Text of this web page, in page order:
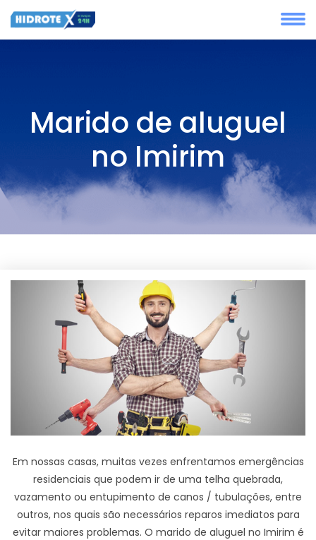
Marido de aluguel
no Imirim
Em nossas casas, muitas vezes enfrentamos emergências
residenciais que podem ir de uma telha quebrada,
vazamento ou entupimento de canos / tubulações, entre
outros, nos quais são necessários reparos imediatos para
evitar maiores problemas. O marido de aluguel no Imirim é